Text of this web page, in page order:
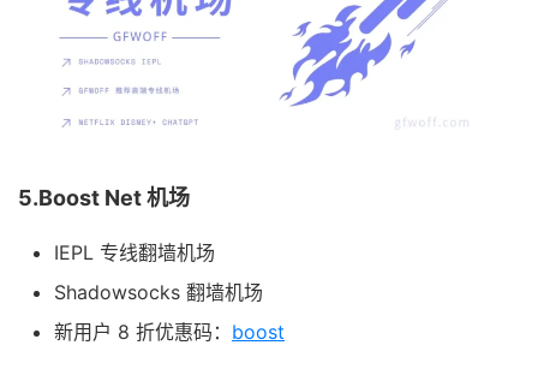
5.Boost Net 机场
IEPL 专线翻墙机场
Shadowsocks 翻墙机场
新用户 8 折优惠码： boost